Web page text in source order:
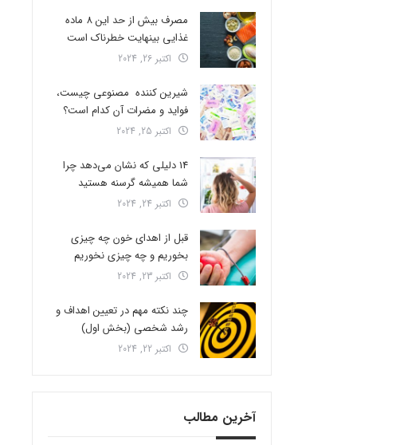
مصرف بیش از حد این 8 ماده
غذایی بینهایت خطرناک است
اکتبر 26, 2024
شیرین کننده مصنوعی چیست،
فواید و مضرات آن کدام است؟
اکتبر 25, 2024
14 دلیلی که نشان می‌دهد چرا
شما همیشه گرسنه هستید
اکتبر 24, 2024
قبل از اهدای خون چه چیزی
بخوریم و چه چیزی نخوریم
اکتبر 23, 2024
چند نکته مهم در تعیین اهداف و
رشد شخصی (بخش اول)
اکتبر 22, 2024
آخرین مطالب